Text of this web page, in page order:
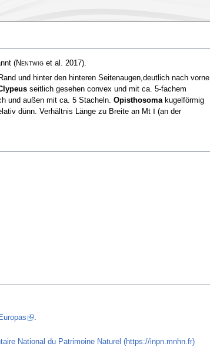
(Nentwiget al. 2017).
und hinter den hinteren Seitenaugen,deutlich nach vorne
seitlich gesehen convex und mit ca. 5-fachem
und außen mit ca. 5 Stacheln. Opisthosomakugelförmig
dünn. Verhältnis Länge zu Breite an Mt Ⅰ (an der
.
National du Patrimoine Naturel (https://inpn.mnhn.fr)